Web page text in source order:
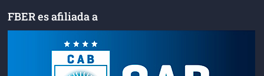
FBER es afiliada a